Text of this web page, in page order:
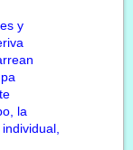
y
la